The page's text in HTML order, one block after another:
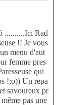
..........Ici Rad
!! Je vous
menu d'aut
femme pres
qui
!;o)) Un repa
savoureux pr
pas une